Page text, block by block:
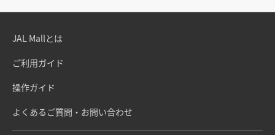
JAL Mallとは
ご利用ガイド
操作ガイド
よくあるご質問・お問い合わせ